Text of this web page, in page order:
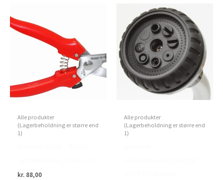
Alle produkter
(Lagerbeholdning er større end
1)
kr. 88,00
Alle produkter
(Lagerbeholdning er større end
1)